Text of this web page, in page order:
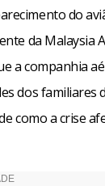
do
da Malaysia
a companhia
dos familiares
como a crise